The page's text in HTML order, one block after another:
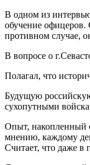
В одном из
обучение офицеров.
противном случае,
В вопросе о
Полагал, что
Будущую
сухопутными
Опыт, накопленный
мнению, каждому
Считает, что даже в